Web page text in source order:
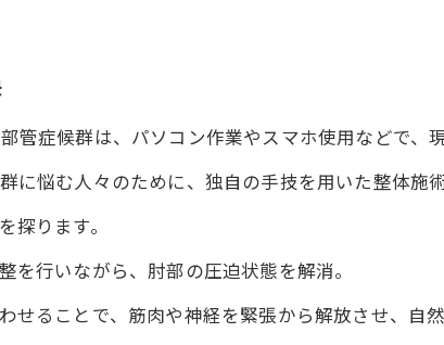
症候群は、パソコン作業やスマホ使用などで、
悩む人々のために、独自の手技を用いた整体施術
探ります。
行いながら、肘部の圧迫状態を解消。
ることで、筋肉や神経を緊張から解放させ、自然